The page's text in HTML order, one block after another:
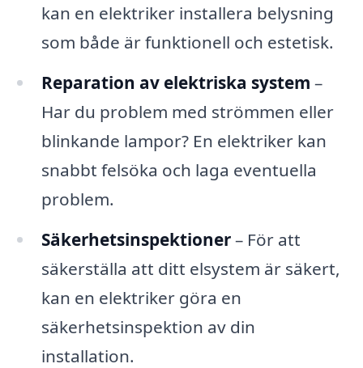
kan en elektriker installera belysning
som både är funktionell och estetisk.
Reparation av elektriska system –
Har du problem med strömmen eller
blinkande lampor? En elektriker kan
snabbt felsöka och laga eventuella
problem.
Säkerhetsinspektioner– För att
säkerställa att ditt elsystem är säkert,
kan en elektriker göra en
säkerhetsinspektion av din
installation.